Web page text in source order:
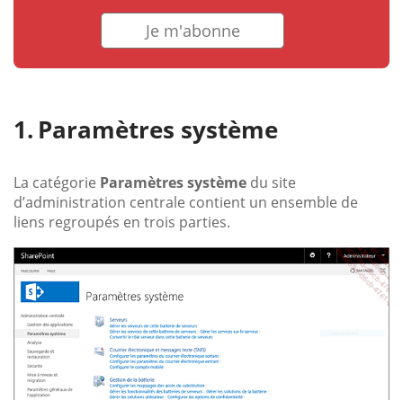
Je m'abonne
Paramètres système
La catégorie Paramètres système du site
d’administration centrale contient un ensemble de
liens regroupés en trois parties.